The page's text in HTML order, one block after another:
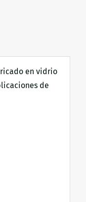
en vidrio
de